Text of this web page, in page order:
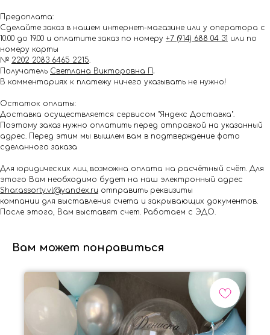
Предоплата:
Сделайте заказ в нашем интернет-магазине или у оператора с
10.00 до 19.00 и оплатите заказ по номеру +7 (914) 688 04 31 или по
номеру карты
№ 2202 2083 6465 2215.
Получатель Светлана Викторовна П .
В комментариях к платежу ничего указывать не нужно!
Остаток оплаты:
Доставка осуществляется сервисом "Яндекс Доставка".
Поэтому заказ нужно оплатить перед отправкой на указанный
адрес. Перед этим мы вышлем вам в подтверждение фото
сделанного заказа
Для юридических лиц возможна оплата на расчётный счёт. Для
этого Вам необходимо будет на наш электронный адрес
Shar.assorty.vl@yandex.ru отправить реквизиты
компании для выставления счета и закрывающих документов.
После этого, Вам выставят счет. Работаем с ЭДО.
Вам может понравиться